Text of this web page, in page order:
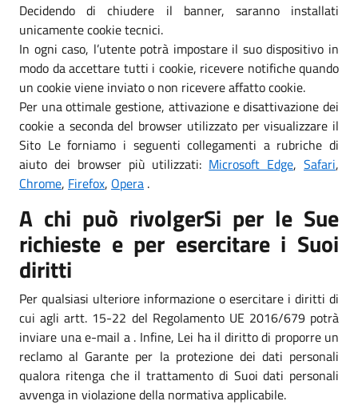
Decidendo di chiudere il banner, saranno installati
unicamente cookie tecnici.
In ogni caso, l’utente potrà impostare il suo dispositivo in
modo da accettare tutti i cookie, ricevere notifiche quando
un cookie viene inviato o non ricevere affatto cookie.
Per una ottimale gestione, attivazione e disattivazione dei
cookie a seconda del browser utilizzato per visualizzare il
Sito Le forniamo i seguenti collegamenti a rubriche di
aiuto dei browser più utilizzati: Microsoft Edge,Safari,
Chrome, Firefox, Opera .
A chi può rivolgerSi per le Sue
richieste e per esercitare i Suoi
diritti
Per qualsiasi ulteriore informazione o esercitare i diritti di
cui agli artt. 15-22 del Regolamento UE 2016/679 potrà
inviare una e-mail a . Infine, Lei ha il diritto di proporre un
reclamo al Garante per la protezione dei dati personali
qualora ritenga che il trattamento di Suoi dati personali
avvenga in violazione della normativa applicabile.